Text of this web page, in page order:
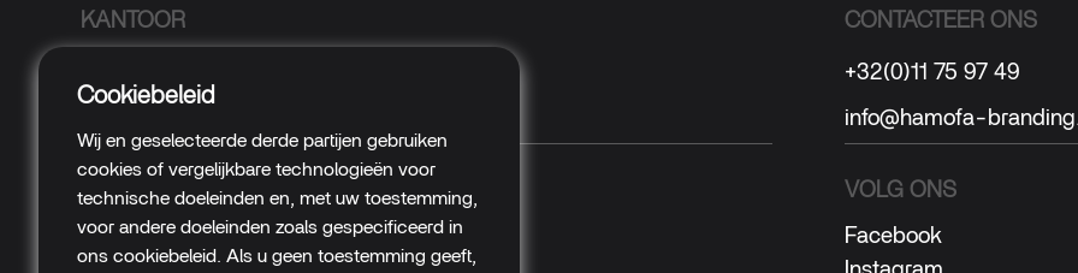
KANTOOR CONTACTEER ONS
+32(0)11 75 97 49
info@hamofa-
DIENSTEN
Branding
Digital
VOLG ONS
Facebook
Cookiebeleid
Wij en geselecteerde derde partijen gebruiken
cookies of vergelijkbare technologieën voor
technische doeleinden en, met uw toestemming,
voor andere doeleinden zoals gespecificeerd in
ons cookiebeleid. Als u geen toestemming geeft,